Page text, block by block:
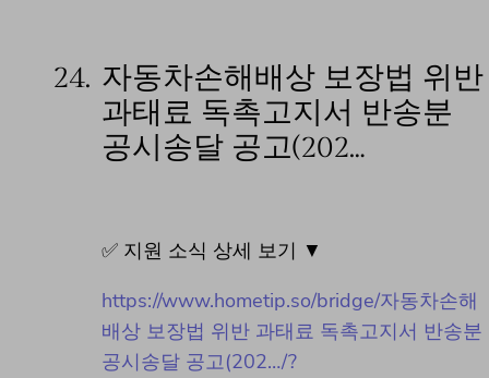
24. 자동차손해배상 보장법 위반
과태료 독촉고지서 반송분
공시송달 공고(202…
✅ 지원 소식 상세 보기 ▼
https://www.hometip.so/bridge/자동차손해
배상 보장법 위반 과태료 독촉고지서 반송분
공시송달 공고(202…/?